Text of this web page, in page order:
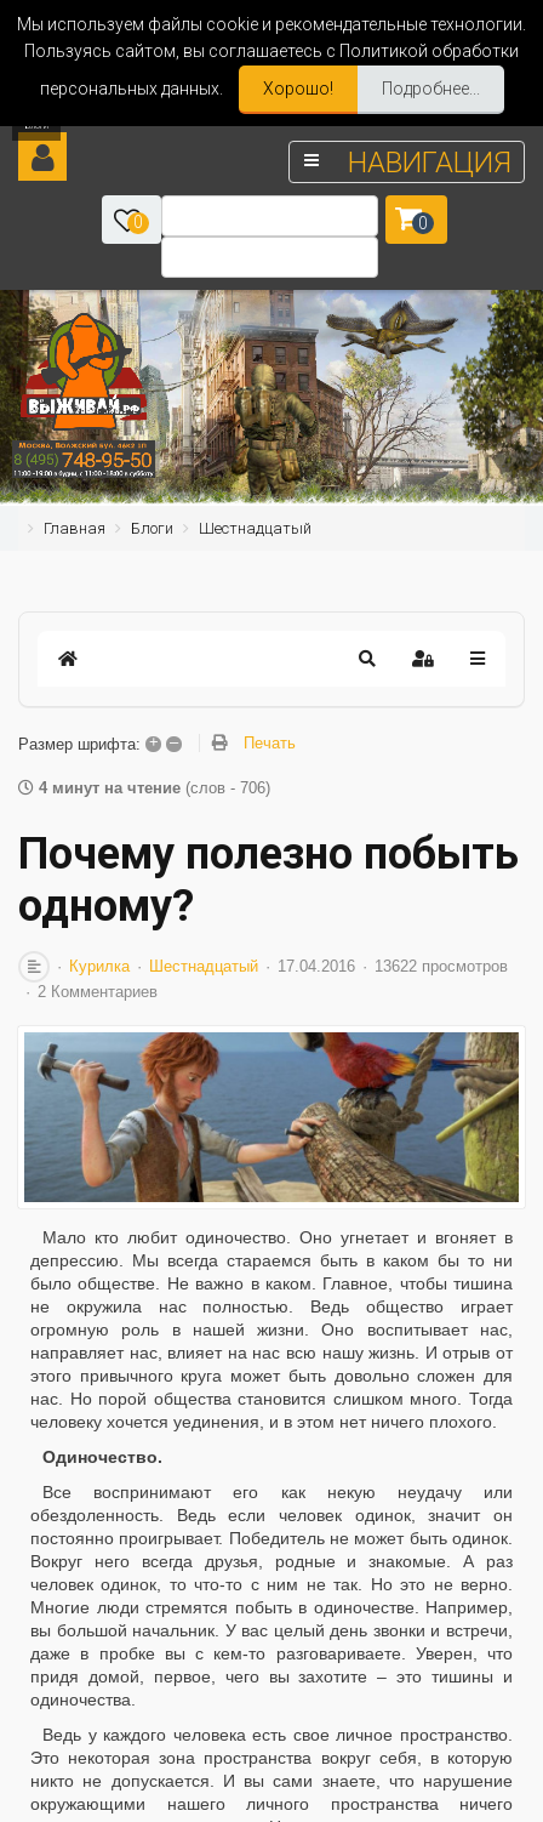
Мы используем файлы cookie и рекомендательные технологии.
Пользуясь сайтом, вы соглашаетесь с Политикой обработки
персональных данных.
Хорошо! Подробнее...
НАВИГАЦИЯ
0 0
Главная Блоги Шестнадцатый
Размер шрифта: + – Печать
4 минут на чтение (слов - 706)
Почему полезно побыть
одному?
Курилка Шестнадцатый 17.04.2016
13622 просмотров
2 Комментариев
Мало кто любит одиночество. Оно угнетает и вгоняет в
депрессию. Мы всегда стараемся быть в каком бы то ни
было обществе. Не важно в каком. Главное, чтобы тишина
не окружила нас полностью. Ведь общество играет
огромную роль в нашей жизни. Оно воспитывает нас,
направляет нас, влияет на нас всю нашу жизнь. И отрыв от
этого привычного круга может быть довольно сложен для
нас. Но порой общества становится слишком много. Тогда
человеку хочется уединения, и в этом нет ничего плохого.
Одиночество.
Все воспринимают его как некую неудачу или
обездоленность. Ведь если человек одинок, значит он
постоянно проигрывает. Победитель не может быть одинок.
Вокруг него всегда друзья, родные и знакомые. А раз
человек одинок, то что-то с ним не так. Но это не верно.
Многие люди стремятся побыть в одиночестве. Например,
вы большой начальник. У вас целый день звонки и встречи,
даже в пробке вы с кем-то разговариваете. Уверен, что
придя домой, первое, чего вы захотите – это тишины и
одиночества.
Ведь у каждого человека есть свое личное пространство.
Это некоторая зона пространства вокруг себя, в которую
никто не допускается. И вы сами знаете, что нарушение
окружающими нашего личного пространства ничего